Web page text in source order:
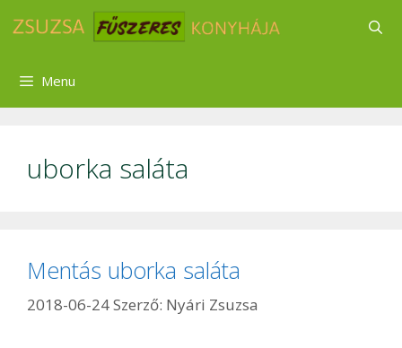
Menu
uborka saláta
Mentás uborka saláta
2018-06-24Szerző: Nyári Zsuzsa